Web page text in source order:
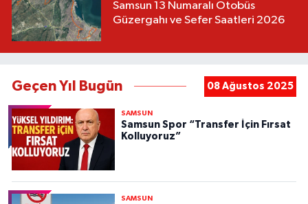
Samsun 13 Numaralı Otobüs
Güzergahı ve Sefer Saatleri 2026
Geçen Yıl Bugün 08 Ağustos 2025
SAMSUN
Samsun Spor “Transfer İçin Fırsat
Kolluyoruz”
SAMSUN